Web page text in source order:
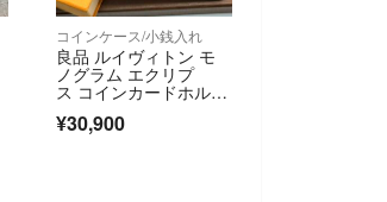
コインケース/小銭入れ
良品 ルイヴィトン モ
ノグラム エクリプ
ス コインカードホルダ
ガラマ
¥30,900